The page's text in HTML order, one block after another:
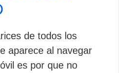
de todos los
aparece al navegar
es por que no